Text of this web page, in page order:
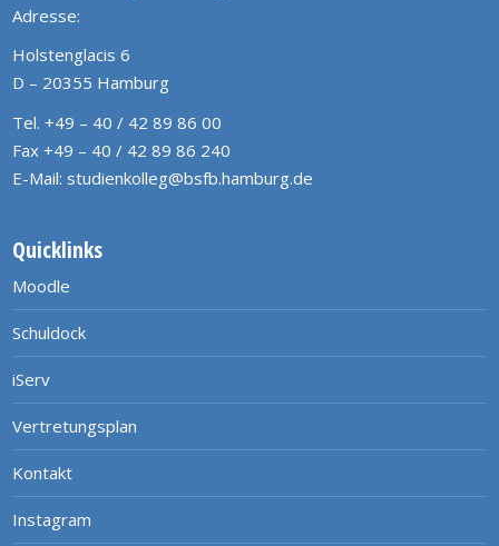
Adresse:
Holstenglacis 6
D – 20355 Hamburg
Tel. +49 – 40 / 42 89 86 00
Fax +49 – 40 / 42 89 86 240
E-Mail: studienkolleg@bsfb.hamburg.de
Quicklinks
Moodle
Schuldock
iServ
Vertretungsplan
Kontakt
Instagram